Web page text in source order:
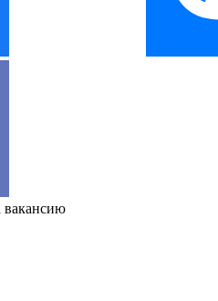
вакансию